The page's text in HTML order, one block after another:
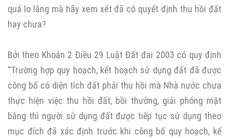
quá lo lắng mà hãy xem xét đã có quyết định thu hồi đất
hay chưa?
Bởi theo Khoản 2 Điều 29 Luật Đất đai 2003 có quy định
“Trường hợp quy hoạch, kết hoạch sử dụng đất đã được
công bố có diện tích đất phải thu hồi mà Nhà nước chưa
thực hiện việc thu hồi đất, bồi thường, giải phóng mặt
bằng thì người sử dụng đất được tiếp tục sử dụng theo
mục đích đã xác định trước khi công bố quy hoạch, kế